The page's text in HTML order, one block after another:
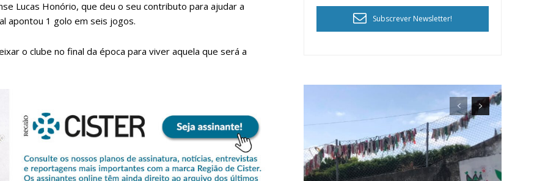
de Assinatura
assinante do Região de Cister e ajude-nos a manter este serviço público!
Lucas Honório, que deu o seu contributo para ajudar a
apontou 1 golo em seis jogos.
o clube no final da época para viver aquela que será a
Subscrever Newsletter!